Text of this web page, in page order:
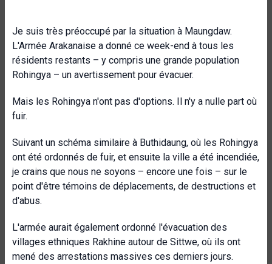
Je suis très préoccupé par la situation à Maungdaw.
L'Armée Arakanaise a donné ce week-end à tous les
résidents restants – y compris une grande population
Rohingya – un avertissement pour évacuer.
Mais les Rohingya n'ont pas d'options. Il n'y a nulle part où
fuir.
Suivant un schéma similaire à Buthidaung, où les Rohingya
ont été ordonnés de fuir, et ensuite la ville a été incendiée,
je crains que nous ne soyons – encore une fois – sur le
point d'être témoins de déplacements, de destructions et
d'abus.
L'armée aurait également ordonné l'évacuation des
villages ethniques Rakhine autour de Sittwe, où ils ont
mené des arrestations massives ces derniers jours.